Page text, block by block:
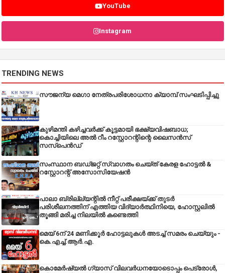
YouTube
Instagram
TRENDING NEWS
സൗജന്യ മെഗാ നേത്രപരിശോധനാ ക്യാമ്പ് സംഘടിപ്പിച്ചു
കുഴിമന്തി കഴിച്ചവർക്ക് കൂട്ടമായി ഭക്ഷ്യവിഷബാധ;
കൊച്ചിയിലെ അൽ റീം റസ്റ്റോറന്റിന്റെ ലൈസൻസ്
സസ്പെൻഡ്
സംസ്ഥാന ബഡ്‌ജറ്റ് സ്വാഗതം ചെയ്ത് കേരള ഹോട്ടൽ &
റസ്റ്റോറന്റ് അസോസിയേഷൻ
പാലാ ബ്രില്ല്യന്റിൽ നീറ്റ് പരീക്ഷയ്ക്ക് തുടർ
പരിശീലനത്തിന് എത്തിയ വിദ്യാർത്ഥിനിയെ, ഹോസ്റ്റലിൽ
തൂങ്ങി മരിച്ച നിലയിൽ കണ്ടെത്തി
മെയ് 6ന് 24 മണിക്കൂർ ഹോട്ടലുകൾ അടച്ച് സമരം ചെയ്യും -
കെ.എച്ച്.ആർ.എ.
കൊമേർഷ്യൽ ഗ്യാസ് വിലവർധനയോടൊപ്പം പെട്രോൾ,